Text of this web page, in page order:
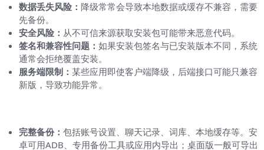
数据丢失风险： 降级常常会导致本地数据或缓存不兼容，需要
先备份。
安全风险： 从不可信来源获取安装包可能带来恶意代码。
签名和兼容性问题： 如果安装包签名与已安装版本不同，系统
通常会拒绝覆盖安装。
服务端限制： 某些应用即使客户端降级，后端接口可能只兼容
新版，导致功能异常。
完整备份： 包括账号设置、聊天记录、词库、本地缓存等。安
卓可用ADB、专用备份工具或应用内导出；桌面版一般可导出